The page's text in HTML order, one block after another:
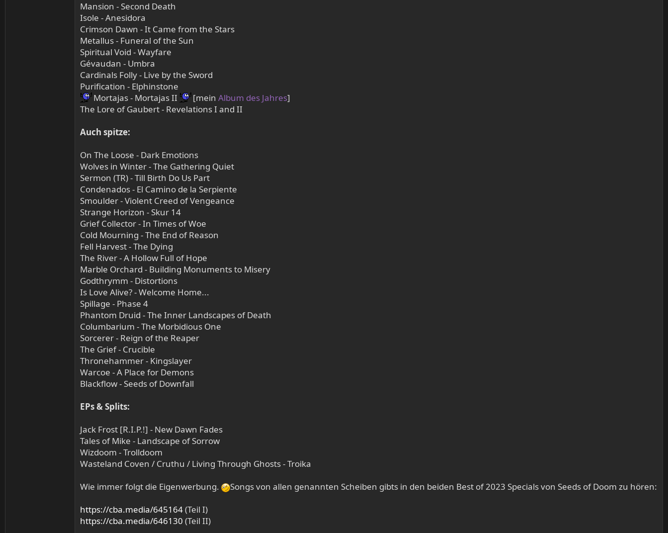
Mansion - Second Death
Isole - Anesidora
Crimson Dawn - It Came from the Stars
Metallus - Funeral of the Sun
Spiritual Void - Wayfare
Gévaudan - Umbra
Cardinals Folly - Live by the Sword
Purification - Elphinstone
Mortajas - Mortajas II
[mein Album des Jahres]
The Lore of Gaubert - Revelations I and II
Auch spitze:
On The Loose - Dark Emotions
Wolves in Winter - The Gathering Quiet
Sermon (TR) - Till Birth Do Us Part
Condenados - El Camino de la Serpiente
Smoulder - Violent Creed of Vengeance
Strange Horizon - Skur 14
Grief Collector - In Times of Woe
Cold Mourning - The End of Reason
Fell Harvest - The Dying
The River - A Hollow Full of Hope
Marble Orchard - Building Monuments to Misery
Godthrymm - Distortions
Is Love Alive? - Welcome Home...
Spillage - Phase 4
Phantom Druid - The Inner Landscapes of Death
Columbarium - The Morbidious One
Sorcerer - Reign of the Reaper
The Grief - Crucible
Thronehammer - Kingslayer
Warcoe - A Place for Demons
Blackflow - Seeds of Downfall
EPs & Splits:
Jack Frost [R.I.P.!] - New Dawn Fades
Tales of Mike - Landscape of Sorrow
Wizdoom - Trolldoom
Wasteland Coven / Cruthu / Living Through Ghosts - Troika
Wie immer folgt die Eigenwerbung.
Songs von allen genannten Scheiben gibts in den beiden Best of 2023 Specials von Seeds of Doom zu hören:
https://cba.media/645164(Teil I)
https://cba.media/646130 (Teil II)